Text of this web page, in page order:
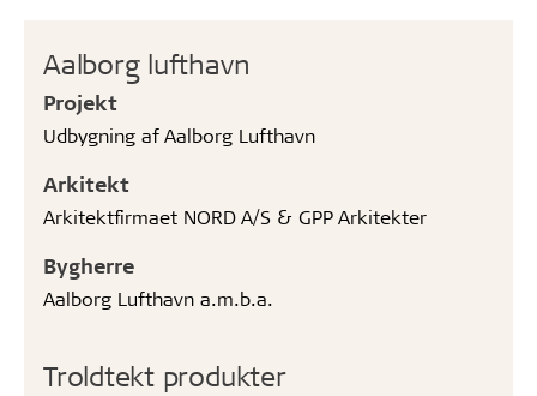
Aalborg lufthavn
Projekt
Udbygning af Aalborg Lufthavn
Arkitekt
Arkitektfirmaet NORD A/S & GPP Arkitekter
Bygherre
Aalborg Lufthavn a.m.b.a.
Troldtekt produkter